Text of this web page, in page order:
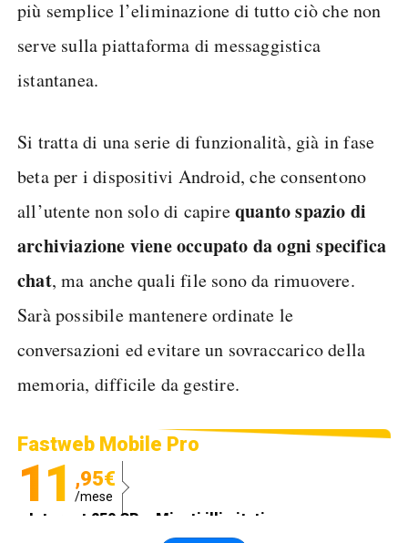
più semplice l’eliminazione di tutto ciò che non
serve sulla piattaforma di messaggistica
istantanea.
Si tratta di una serie di funzionalità, già in fase
beta per i dispositivi Android, che consentono
all’utente non solo di capirequanto spazio di
archiviazione viene occupato da ogni specifica
chat, ma anche quali file sono da rimuovere.
Sarà possibile mantenere ordinate le
conversazioni ed evitare un sovraccarico della
memoria, difficile da gestire.
Fastweb Mobile Pro
11 ,95€
/mese
Internet 250 GB e Minuti illimitati